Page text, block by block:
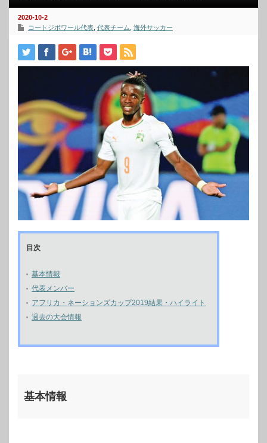
2020-10-2
コートジボワール代表 代表チーム 海外サッカー
目次
基本情報
代表メンバー
アフリカ・ネーションズカップ2019結果・ハイライト
過去の大会情報
基本情報